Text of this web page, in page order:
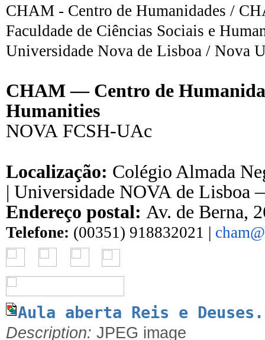
CHAM - Centro de Humanidades /
Faculdade de Ciências Sociais e
Universidade Nova de Lisboa / Nova
CHAM — Centro de
Humanities
NOVA FCSH-UAc
Localização: Colégio Almada
| Universidade NOVA de Lisboa
Endereço postal: Av. de Berna,
Telefone: (00351) 918832021 | cham@
Aula aberta Reis e
Description: JPEG image